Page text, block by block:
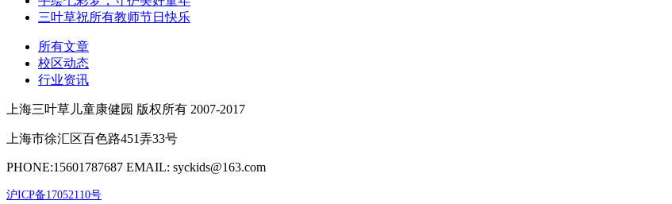
三叶草祝所有教师节日快乐
所有文章
校区动态
行业资讯
上海三叶草儿童康健园 版权所有 2007-2017
上海市徐汇区百色路451弄33号
PHONE:15601787687 EMAIL: syckids@163.com
沪ICP备17052110号